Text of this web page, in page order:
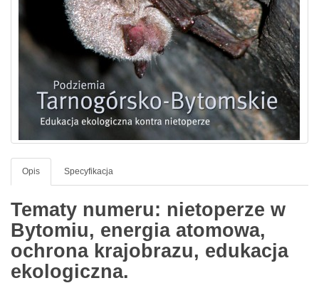
Opis Specyfikacja
Tematy numeru: nietoperze w
Bytomiu, energia atomowa,
ochrona krajobrazu, edukacja
ekologiczna.